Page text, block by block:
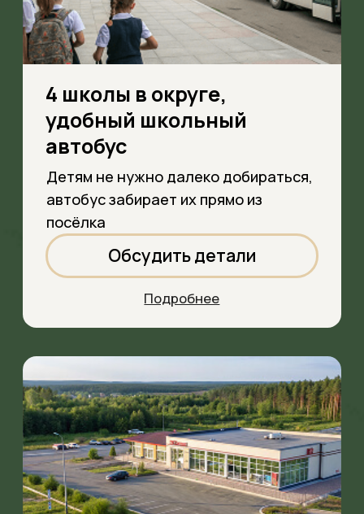
Обсудить детали
на долгие поездки в город
Обсудить детали
Благоустроенная
Подробнее